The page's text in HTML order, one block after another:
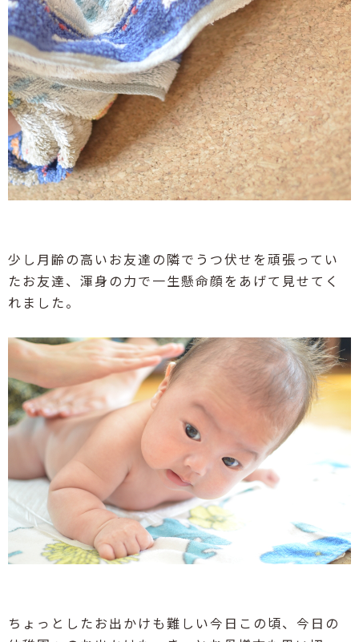
少し月齢の高いお友達の隣でうつ伏せを頑張ってい
たお友達、渾身の力で一生懸命顔をあげて見せてく
れました。
ちょっとしたお出かけも難しい今日この頃、今日の